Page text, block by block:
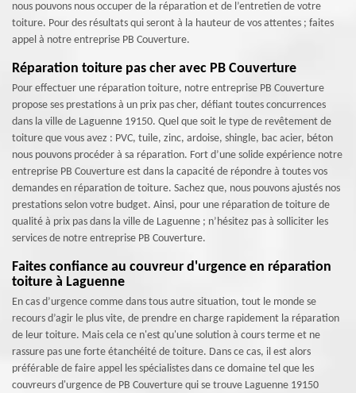
nous pouvons nous occuper de la réparation et de l’entretien de votre
toiture. Pour des résultats qui seront à la hauteur de vos attentes ; faites
appel à notre entreprise PB Couverture.
Réparation toiture pas cher avec PB Couverture
Pour effectuer une réparation toiture, notre entreprise PB Couverture
propose ses prestations à un prix pas cher, défiant toutes concurrences
dans la ville de Laguenne 19150. Quel que soit le type de revêtement de
toiture que vous avez : PVC, tuile, zinc, ardoise, shingle, bac acier, béton
nous pouvons procéder à sa réparation. Fort d’une solide expérience notre
entreprise PB Couverture est dans la capacité de répondre à toutes vos
demandes en réparation de toiture. Sachez que, nous pouvons ajustés nos
prestations selon votre budget. Ainsi, pour une réparation de toiture de
qualité à prix pas dans la ville de Laguenne ; n’hésitez pas à solliciter les
services de notre entreprise PB Couverture.
Faites confiance au couvreur d'urgence en réparation
toiture à Laguenne
En cas d’urgence comme dans tous autre situation, tout le monde se
recours d’agir le plus vite, de prendre en charge rapidement la réparation
de leur toiture. Mais cela ce n'est qu'une solution à cours terme et ne
rassure pas une forte étanchéité de toiture. Dans ce cas, il est alors
préférable de faire appel les spécialistes dans ce domaine tel que les
couvreurs d'urgence de PB Couverture qui se trouve Laguenne 19150